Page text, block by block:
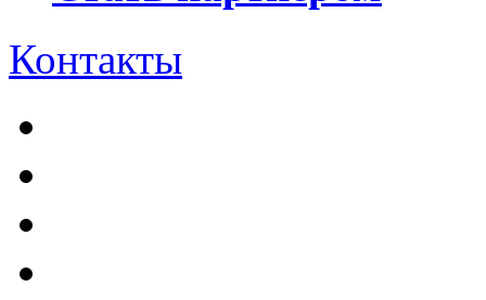
Контакты